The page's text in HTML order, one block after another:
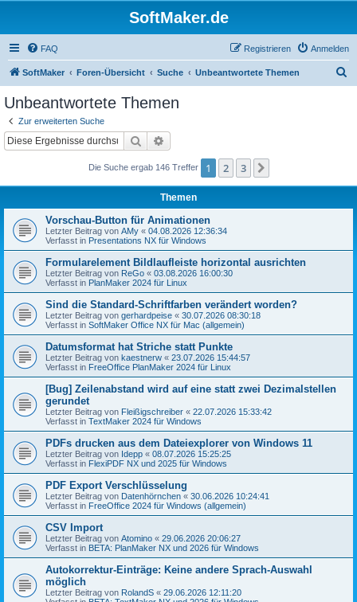
SoftMaker.de
FAQ Anmelden
Registrieren
SoftMaker Foren-Übersicht Suche Unbeantwortete Themen
Unbeantwortete Themen
Zur erweiterten Suche
Suche
Die Suche ergab 146 Treffer 1 2 3
Themen
Vorschau-Button für Animationen
Letzter Beitrag von AMy « 04.08.2026 12:36:34
Verfasst in Presentations NX für Windows
Formularelement Bildlaufleiste horizontal ausrichten
Letzter Beitrag von ReGo « 03.08.2026 16:00:30
Verfasst in PlanMaker 2024 für Linux
Sind die Standard-Schriftfarben verändert worden?
Letzter Beitrag von gerhardpeise « 30.07.2026 08:30:18
Verfasst in SoftMaker Office NX für Mac (allgemein)
Datumsformat hat Striche statt Punkte
Letzter Beitrag von kaestnerw « 23.07.2026 15:44:57
Verfasst in FreeOffice PlanMaker 2024 für Linux
[Bug] Zeilenabstand wird auf eine statt zwei Dezimalstellen
gerundet
Letzter Beitrag von Fleißigschreiber « 22.07.2026 15:33:42
Verfasst in TextMaker 2024 für Windows
PDFs drucken aus dem Dateiexplorer von Windows 11
Letzter Beitrag von Idepp « 08.07.2026 15:25:25
Verfasst in FlexiPDF NX und 2025 für Windows
PDF Export Verschlüsselung
Letzter Beitrag von Datenhörnchen « 30.06.2026 10:24:41
Verfasst in FreeOffice 2024 für Windows (allgemein)
CSV Import
Letzter Beitrag von Atomino « 29.06.2026 20:06:27
Verfasst in BETA: PlanMaker NX und 2026 für Windows
Autokorrektur-Einträge: Keine andere Sprach-Auswahl
möglich
Letzter Beitrag von RolandS « 29.06.2026 12:11:20